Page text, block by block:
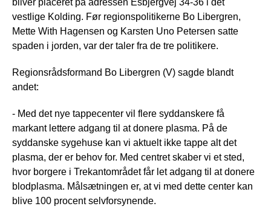
vestlige Kolding. Før regionspolitikerne Bo Libergren,
Mette With Hagensen og Karsten Uno Petersen satte
spaden i jorden, var der taler fra de tre politikere.
Regionsrådsformand Bo Libergren (V) sagde blandt
andet:
- Med det nye tappecenter vil flere syddanskere få
markant lettere adgang til at donere plasma. På de
syddanske sygehuse kan vi aktuelt ikke tappe alt det
plasma, der er behov for. Med centret skaber vi et sted,
hvor borgere i Trekantområdet får let adgang til at donere
blodplasma. Målsætningen er, at vi med dette center kan
blive 100 procent selvforsynende.